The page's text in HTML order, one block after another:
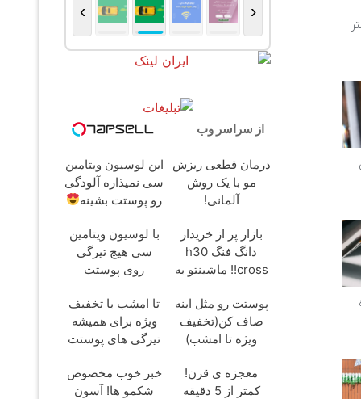
‹
›
از سراسر وب
درمان قطعی ریزش
مو با یک روش
آلمانی!
این لوسیون ویتامین
سی نمیذاره آلودگی
رو پوستت بشینه
بازار پر از خریدار
دانگ فنگ h30
cross!! ماشینتو به
با لوسیون ویتامین
سی هیچ تیرگی
روی پوستت
پوستت رو مثل اینه
صاف کن(تخفیف
ویژه تا امشب)
تا امشب با تخفیف
ویژه برای همیشه
تیرگی های پوستت
معجزه ی قرن!
کمتر از 5 دقیقه
خبر خوب مخصوص
شکمو ها! آسون